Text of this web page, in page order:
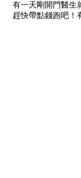
有一天剛開門醫生
趕快帶點錢跑吧！